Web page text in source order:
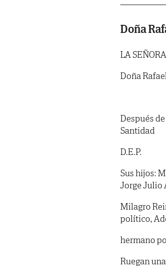
Doña
LA SEÑORA
Doña
Después
Santidad
D.E.P.
Sus hijos:
Jorge Julio
Milagro
político,
hermano
Ruegan